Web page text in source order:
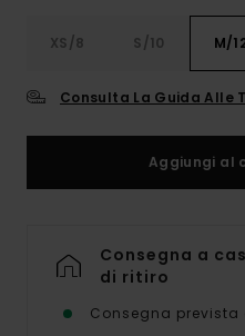
XS/8 S/10 M/
Consulta La Guida Alle
Aggiungi al
Consegna a
di ritiro
Consegna prevista